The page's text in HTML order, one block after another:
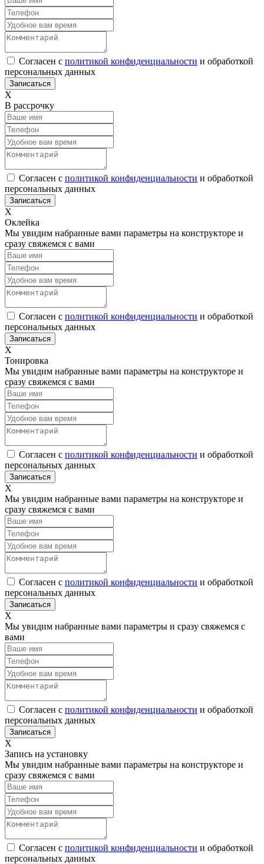
Согласен с политикой конфиденциальности и обработкой
персональных данных
Х
В рассрочку
Согласен с политикой конфиденциальности и обработкой
персональных данных
Х
Оклейка
Мы увидим набранные вами параметры на конструкторе и
сразу свяжемся с вами
Согласен с политикой конфиденциальности и обработкой
персональных данных
Х
Тонировка
Мы увидим набранные вами параметры на конструкторе и
сразу свяжемся с вами
Согласен с политикой конфиденциальности и обработкой
персональных данных
Х
Мы увидим набранные вами параметры на конструкторе и
сразу свяжемся с вами
Согласен с политикой конфиденциальности и обработкой
персональных данных
Х
Мы увидим набранные вами параметры и сразу свяжемся с
вами
Согласен с политикой конфиденциальности и обработкой
персональных данных
Х
Запись на установку
Мы увидим набранные вами параметры на конструкторе и
сразу свяжемся с вами
Согласен с политикой конфиденциальности и обработкой
персональных данных